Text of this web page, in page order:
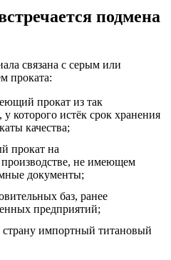
подмена
связана с серым или
проката:
прокат из так
у которого истёк срок хранения
качества;
прокат на
не имеющем
документы;
баз, ранее
предприятий;
страну импортный титановый